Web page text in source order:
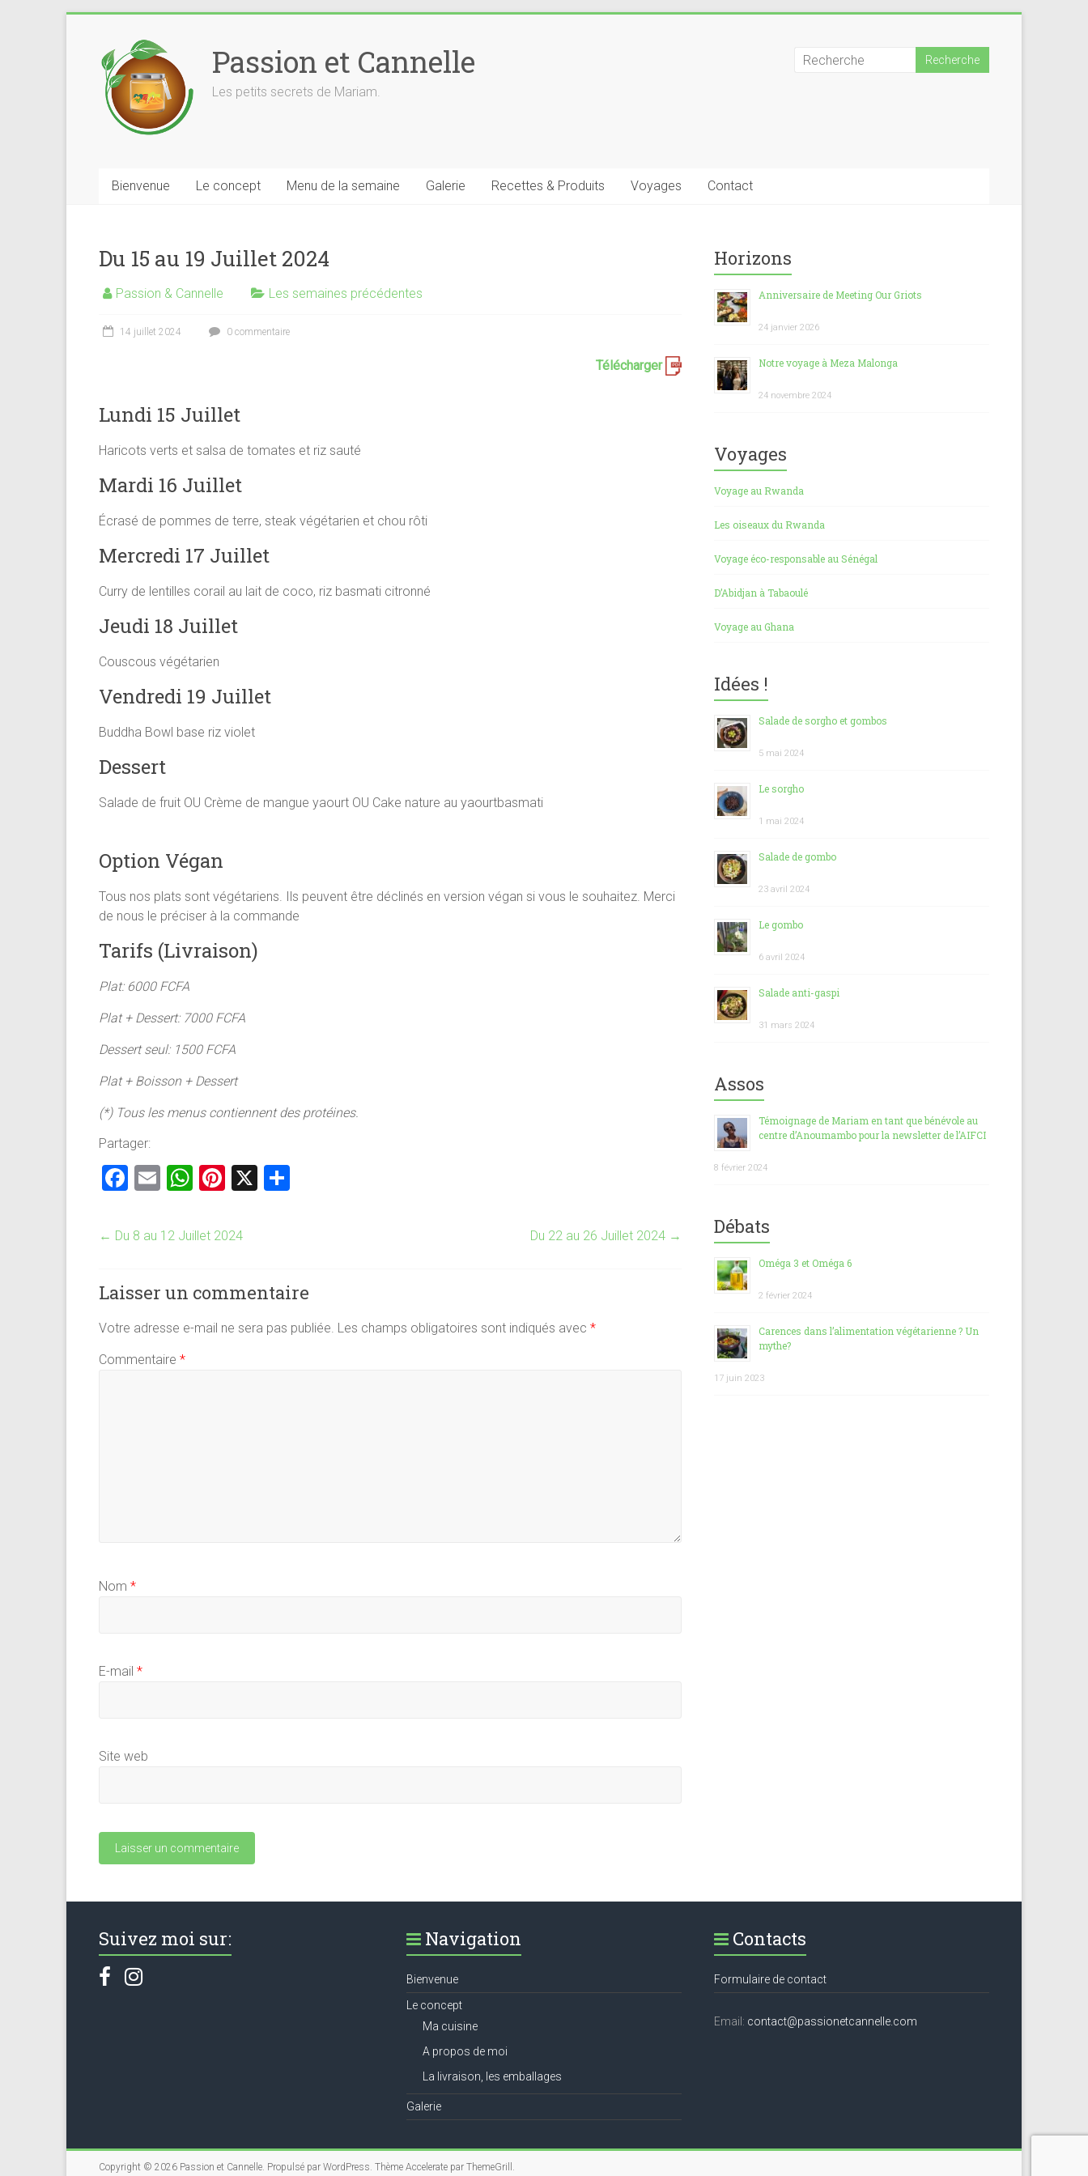
content
Passion et Cannelle
Les petits secrets de Mariam.
Bienvenue Le concept Menu de la semaine Galerie Recettes & Produits Voyages Contact
Du 15 au 19 Juillet 2024
Passion & Cannelle Les semaines précédentes
14 juillet 2024 0 commentaire
Télécharger
Lundi 15 Juillet
Haricots verts et salsa de tomates et riz sauté
Mardi 16 Juillet
Écrasé de pommes de terre, steak végétarien et chou rôti
Mercredi 17 Juillet
Curry de lentilles corail au lait de coco, riz basmati citronné
Jeudi 18 Juillet
Couscous végétarien
Vendredi 19 Juillet
Buddha Bowl base riz violet
Dessert
Salade de fruit OU Crème de mangue yaourt OU Cake nature au yaourtbasmati
Option Végan
Tous nos plats sont végétariens. Ils peuvent être déclinés en version végan si vous le souhaitez. Merci
de nous le préciser à la commande
Tarifs (Livraison)
Plat: 6000 FCFA
Plat + Dessert: 7000 FCFA
Dessert seul: 1500 FCFA
Plat + Boisson + Dessert
(*) Tous les menus contiennent des protéines.
Partager:
F
ce
o
ok
E
ai
W
at
A
p
p
Pi
er
t
X
er
← Du 8 au 12 Juillet 2024 Du 22 au 26 Juillet 2024 →
Laisser un commentaire
Votre adresse e-mail ne sera pas publiée. Les champs obligatoires sont indiqués avec *
Commentaire *
Nom *
E-mail *
Site web
Horizons
Anniversaire de Meeting Our Griots
24 janvier 2026
Notre voyage à Meza Malonga
24 novembre 2024
Voyages
Voyage au Rwanda
Les oiseaux du Rwanda
Voyage éco-responsable au Sénégal
D’Abidjan à Tabaoulé
Voyage au Ghana
Idées !
Salade de sorgho et gombos
5 mai 2024
Le sorgho
1 mai 2024
Salade de gombo
23 avril 2024
Le gombo
6 avril 2024
Salade anti-gaspi
31 mars 2024
Assos
Témoignage de Mariam en tant que bénévole au
centre d’Anoumambo pour la newsletter de l’AIFCI
8 février 2024
Débats
Oméga 3 et Oméga 6
2 février 2024
Carences dans l’alimentation végétarienne ? Un
mythe?
17 juin 2023
Suivez moi sur: Navigation
Bienvenue
Le concept
Ma cuisine
A propos de moi
La livraison, les emballages
Galerie
Contacts
Formulaire de contact
Email: contact@passionetcannelle.com
Copyright © 2026 Passion et Cannelle. Propulsé par WordPress. Thème Accelerate par ThemeGrill .